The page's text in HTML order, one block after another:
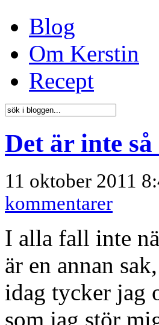
Blog
Om Kerstin
Recept
Det är inte
11 oktober 2011
kommentarer
I alla fall inte
är en annan
idag tycker jag
som jag stör